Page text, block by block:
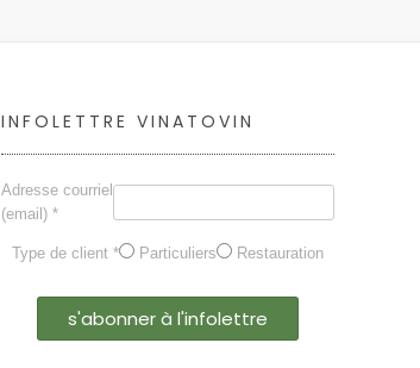
INFOLETTRE VINATOVIN
Adresse courriel
(email) *
Type de client * Particuliers Restauration